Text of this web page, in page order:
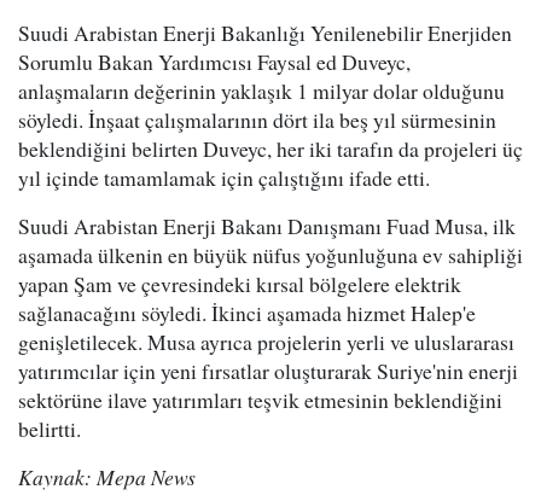
Suudi Arabistan Enerji Bakanlığı Yenilenebilir Enerjiden
Sorumlu Bakan Yardımcısı Faysal ed Duveyc,
anlaşmaların değerinin yaklaşık 1 milyar dolar olduğunu
söyledi. İnşaat çalışmalarının dört ila beş yıl sürmesinin
beklendiğini belirten Duveyc, her iki tarafın da projeleri üç
yıl içinde tamamlamak için çalıştığını ifade etti.
Suudi Arabistan Enerji Bakanı Danışmanı Fuad Musa, ilk
aşamada ülkenin en büyük nüfus yoğunluğuna ev sahipliği
yapan Şam ve çevresindeki kırsal bölgelere elektrik
sağlanacağını söyledi. İkinci aşamada hizmet Halep'e
genişletilecek. Musa ayrıca projelerin yerli ve uluslararası
yatırımcılar için yeni fırsatlar oluşturarak Suriye'nin enerji
sektörüne ilave yatırımları teşvik etmesinin beklendiğini
belirtti.
Kaynak: Mepa News